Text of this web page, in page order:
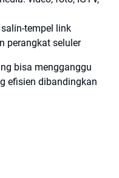
tempel link
perangkat seluler
bisa mengganggu
efisien dibandingkan